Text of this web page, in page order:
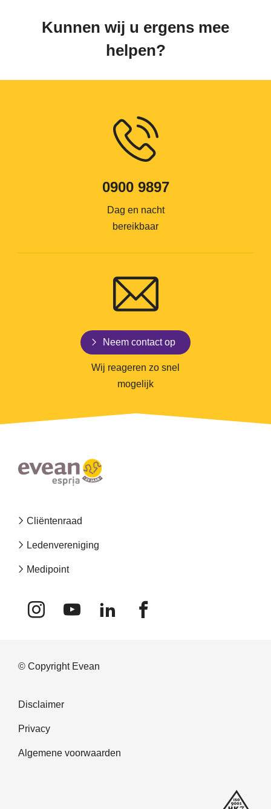
Kunnen wij u ergens mee
helpen?
0900 9897
Dag en nacht
bereikbaar
Neem contact op
Wij reageren zo snel
mogelijk
Footer
Cliëntenraad
Ledenvereniging
Medipoint
© Copyright Evean
Bottom
Disclaimer
Privacy
Algemene voorwaarden